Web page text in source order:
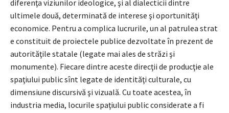
diferenţa viziunilor ideologice, şi al dialecticii dintre
ultimele două, determinată de interese şi oportunităţi
economice. Pentru a complica lucrurile, un al patrulea strat
e constituit de proiectele publice dezvoltate în prezent de
autorităţile statale (legate mai ales de străzi şi
monumente). Fiecare dintre aceste direcţii de producţie ale
spaţiului public sînt legate de identităţi culturale, cu
dimensiune discursivă şi vizuală. Cu toate acestea, în
industria media, locurile spaţiului public considerate a fi